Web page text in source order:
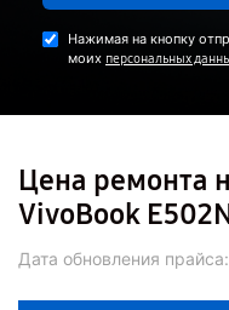
Нажимая на кнопку
моих персональных
Цена ремонта
VivoBook
Дата обновления прайса: